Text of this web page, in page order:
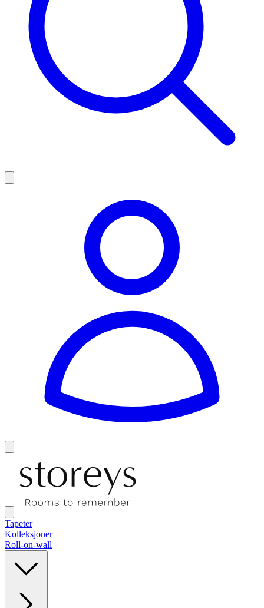
Tapeter
Kolleksjoner
Roll-on-wall